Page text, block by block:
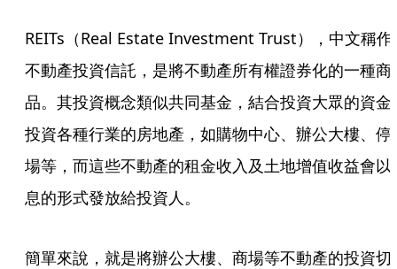
REITs（Real Estate Investment Trust），中文稱作
不動產投資信託，是將不動產所有權證券化的一種商
品。其投資概念類似共同基金，結合投資大眾的資金
投資各種行業的房地產，如購物中心、辦公大樓、停
場等，而這些不動產的租金收入及土地增值收益會以
息的形式發放給投資人。
簡單來說，就是將辦公大樓、商場等不動產的投資切